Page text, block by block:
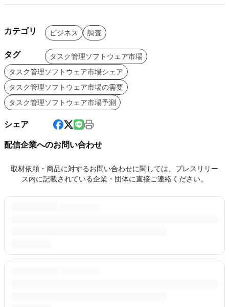
カテゴリ ビジネス 調査
タグ
タスク管理ソフトウェア市場
タスク管理ソフトウェア市場シェア
タスク管理ソフトウェア市場の需要
タスク管理ソフトウェア市場予測
シェア
配信企業へのお問い合わせ
取材依頼・商品に対するお問い合わせに関しては、プレスリリー
ス内に記載されている企業・団体に直接ご連絡ください。